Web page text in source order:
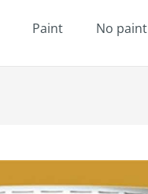
Paint No paint